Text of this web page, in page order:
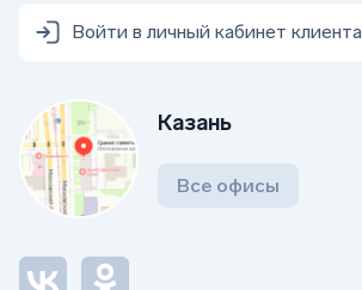
Войти в личный кабинет клиента
Казань
Все офисы